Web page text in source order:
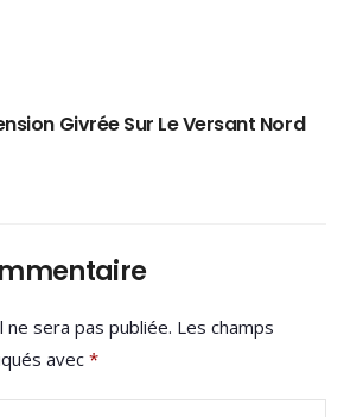
Givrée Sur Le Versant Nord
sera pas publiée. Les champs
avec *